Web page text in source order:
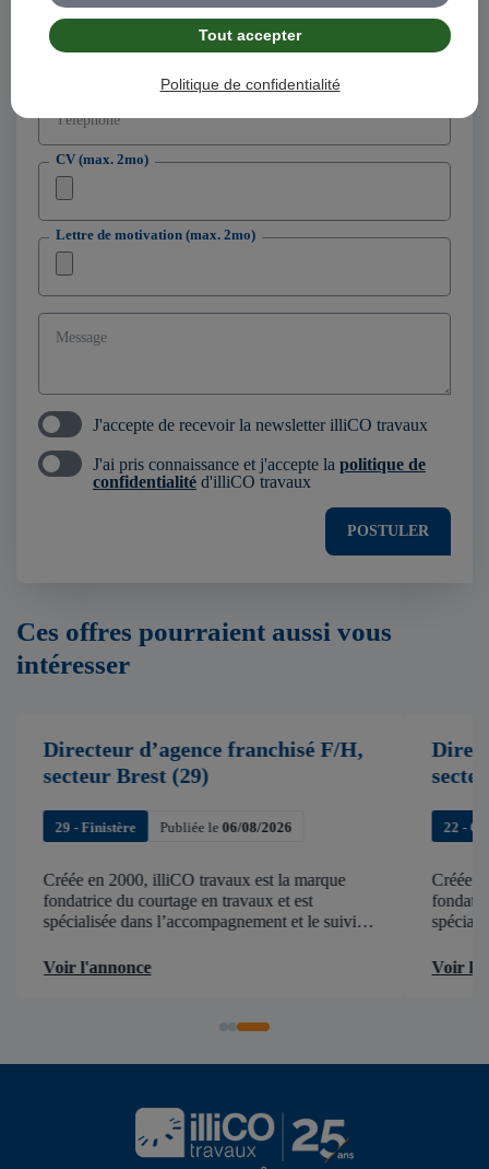
Tout accepter
Politique de confidentialité
Adresse email
Téléphone
CV (max. 2mo)
Lettre de motivation (max. 2mo)
Message
J'accepte de recevoir la newsletter illiCO travaux
J'ai pris connaissance et j'accepte la politique de
confidentialité d'illiCO travaux
POSTULER
Ces offres pourraient aussi vous
intéresser
Directeur d’agence franchisé F/H,
secteur Brest (29)
29 - Finistère Publiée le06/08/2026
Créée en 2000, illiCO travaux est la marque
fondatrice du courtage en travaux et est
spécialisée dans l’accompagnement et le suivi
d’accélérer et de faciliter tous les projets […]
Voir l'annonce
22 -
Créée
Voir